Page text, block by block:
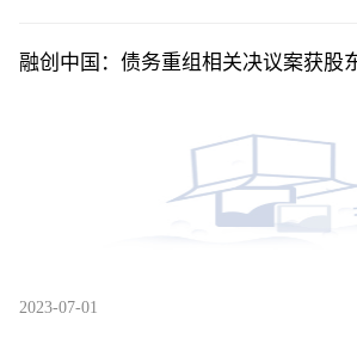
融创中国：债务重组相关决议案获股
2023-07-01